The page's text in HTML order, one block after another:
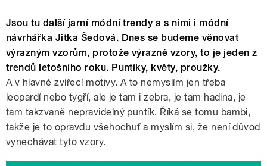
Jsou tu další jarní módní trendy a s nimi i módní
návrhářka Jitka Šedová. Dnes se budeme věnovat
výrazným vzorům, protože výrazné vzory, to je jeden z
trendů letošního roku. Puntíky, květy, proužky.
A v hlavně zvířecí motivy. A to nemyslím jen třeba
leopardí nebo tygří, ale je tam i zebra, je tam hadina, je
tam takzvaně nepravidelný puntík. Říká se tomu bambi,
takže je to opravdu všehochuť a myslím si, že není důvod
vynechávat tyto vzory.